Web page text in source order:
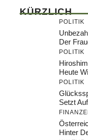
KÜRZLICH
POLITIK
Der
POLITIK
Heute
POLITIK
Setzt
Hinter